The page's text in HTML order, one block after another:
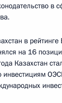
в
в
на 16
Казахстан
инвестициям